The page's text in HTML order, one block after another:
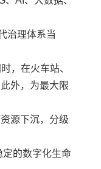
治理体系当
，在火车站、
外，为最大限
源下沉，分级
的数字化生命